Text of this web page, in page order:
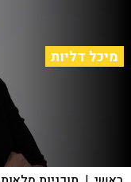
מיכל דליות